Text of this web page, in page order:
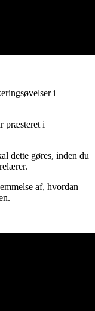
i
præsteret i
dette gøres, inden du
af, hvordan